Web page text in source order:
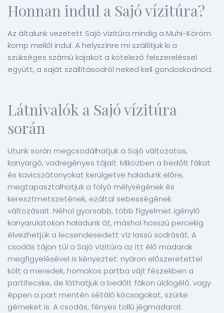
Honnan indul a Sajó vízitúra?
Az általunk vezetett Sajó vízitúra mindig a Muhi-Köröm
komp mellől indul. A helyszínre mi szállítjuk ki a
szükséges számú kajakot a kötelező felszereléssel
együtt, a saját szállításodról neked kell gondoskodnod.
Látnivalók a Sajó vízitúra
során
Utunk során megcsodálhatjuk a Sajó változatos,
kanyargó, vadregényes tájait. Miközben a bedőlt fákat
és kavicszátonyokat kerülgetve haladunk előre,
megtapasztalhatjuk a folyó mélységének és
keresztmetszetének, ezáltal sebességének
változásait. Néhol gyorsabb, több figyelmet igénylő
kanyarulatokon haladunk át, máshol hosszú percekig
élvezhetjük a lecsendesedett víz lassú sodrását. A
csodás tájon túl a Sajó vízitúra az itt élő madarak
megfigyelésével is kényeztet: nyáron előszeretettel
költ a meredek, homokos partba vájt fészekben a
partifecske, de láthatjuk a bedőlt fákon üldögélő, vagy
éppen a part mentén sétáló kócsagokat, szürke
gémeket is. A csodás, fényes tollú jégmadarat